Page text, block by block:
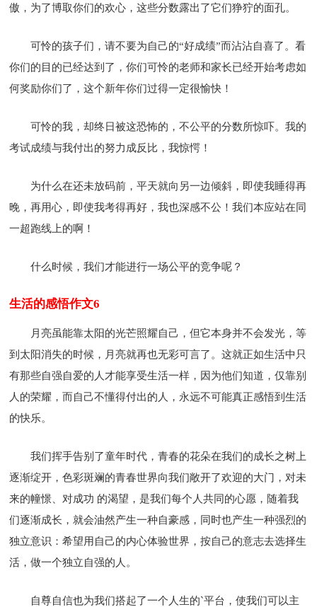
傲，为了博取你们的欢心，这些分数露出了它们狰狞的面孔。
可怜的孩子们，请不要为自己的“好成绩”而沾沾自喜了。看
你们的目的已经达到了，你们可怜的老师和家长已经开始考虑如
何奖励你们了，这个新年你们过得一定很愉快！
可怜的我，却终日被这恐怖的，不公平的分数所惊吓。我的
考试成绩与我付出的努力成反比，我惊愕！
为什么在还未放码前，平天就向另一边倾斜，即使我睡得再
晚，再用心，即使我考得再好，我也深感不公！我们本应站在同
一超跑线上的啊！
什么时候，我们才能进行一场公平的竞争呢？
生活的感悟作文6
月亮虽能靠太阳的光芒照耀自己，但它本身并不会发光，等
到太阳消失的时候，月亮就再也无彩可言了。这就正如生活中只
有那些自强自爱的人才能享受生活一样，因为他们知道，仅靠别
人的荣耀，而自己不懂得付出的人，永远不可能真正感悟到生活
的快乐。
我们挥手告别了童年时代，青春的花朵在我们的成长之树上
逐渐绽开，色彩斑斓的青春世界向我们敞开了欢迎的大门，对未
来的幢憬、对成功 的渴望，是我们每个人共同的心愿，随着我
们逐渐成长，就会油然产生一种自豪感，同时也产生一种强烈的
独立意识：希望用自己的内心体验世界，按自己的意志去选择生
活，做一个独立自强的人。
自尊自信也为我们搭起了一个人生的`平台，使我们可以主